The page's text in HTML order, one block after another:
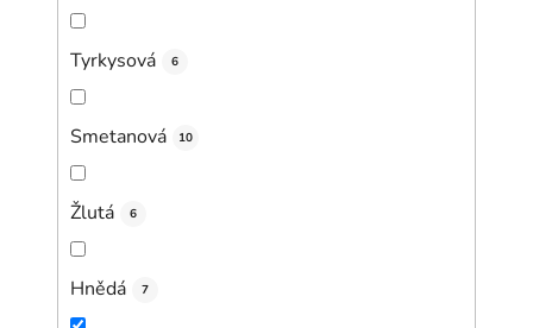
Tyrkysová 6
Smetanová 10
Žlutá 6
Hnědá 7